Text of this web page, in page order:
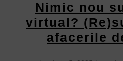
Nimic nou
virtual?
afacerile